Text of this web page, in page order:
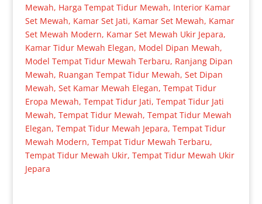
Mewah, Harga Tempat Tidur Mewah, Interior Kamar
Set Mewah, Kamar Set Jati, Kamar Set Mewah, Kamar
Set Mewah Modern, Kamar Set Mewah Ukir Jepara,
Kamar Tidur Mewah Elegan, Model Dipan Mewah,
Model Tempat Tidur Mewah Terbaru, Ranjang Dipan
Mewah, Ruangan Tempat Tidur Mewah, Set Dipan
Mewah, Set Kamar Mewah Elegan, Tempat Tidur
Eropa Mewah, Tempat Tidur Jati, Tempat Tidur Jati
Mewah, Tempat Tidur Mewah, Tempat Tidur Mewah
Elegan, Tempat Tidur Mewah Jepara, Tempat Tidur
Mewah Modern, Tempat Tidur Mewah Terbaru,
Tempat Tidur Mewah Ukir, Tempat Tidur Mewah Ukir
Jepara